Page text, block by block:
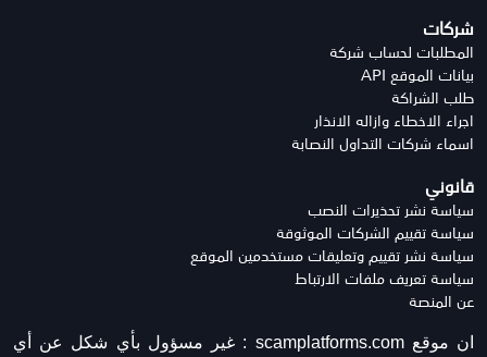
شركات
المطلبات لحساب شركة
بيانات الموقع API
طلب الشراكة
اجراء الاخطاء وازاله الانذار
اسماء شركات التداول النصابة
قانوني
سياسة نشر تحذيرات النصب
سياسة تقييم الشركات الموثوقة
سياسة نشر تقييم وتعليقات مستخدمين الموقع
سياسة تعريف ملفات الارتباط
عن المنصة
ان موقع scamplatforms.com :
غير مسؤول بأي شكل عن أي